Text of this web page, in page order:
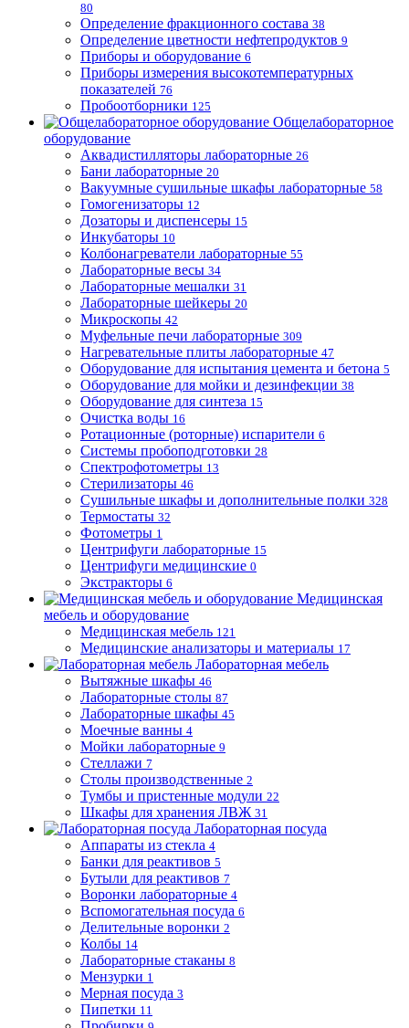
80
Определение фракционного состава 38
Определение цветности нефтепродуктов 9
Приборы и оборудование 6
Приборы измерения высокотемпературных
показателей 76
Пробоотборники 125
Общелабораторное
оборудование
Аквадистилляторы лабораторные 26
Бани лабораторные 20
Вакуумные сушильные шкафы лабораторные 58
Гомогенизаторы 12
Дозаторы и диспенсеры 15
Инкубаторы 10
Колбонагреватели лабораторные 55
Лабораторные весы 34
Лабораторные мешалки 31
Лабораторные шейкеры 20
Микроскопы 42
Муфельные печи лабораторные 309
Нагревательные плиты лабораторные 47
Оборудование для испытания цемента и бетона 5
Оборудование для мойки и дезинфекции 38
Оборудование для синтеза 15
Очистка воды 16
Ротационные (роторные) испарители 6
Системы пробоподготовки 28
Спектрофотометры 13
Стерилизаторы 46
Сушильные шкафы и дополнительные полки 328
Термостаты 32
Фотометры 1
Центрифуги лабораторные 15
Центрифуги медицинские 0
Экстракторы 6
Медицинская
мебель и оборудование
Медицинская мебель 121
Медицинские анализаторы и материалы 17
Лабораторная мебель
Вытяжные шкафы 46
Лабораторные столы 87
Лабораторные шкафы 45
Моечные ванны 4
Мойки лабораторные 9
Стеллажи 7
Столы производственные 2
Тумбы и пристенные модули 22
Шкафы для хранения ЛВЖ 31
Лабораторная посуда
Аппараты из стекла 4
Банки для реактивов 5
Бутыли для реактивов 7
Воронки лабораторные 4
Вспомогательная посуда 6
Делительные воронки 2
Колбы 14
Лабораторные стаканы 8
Мензурки 1
Мерная посуда 3
Пипетки 11